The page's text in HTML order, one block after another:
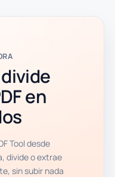
en
Tool desde
divide o extrae
sin subir nada